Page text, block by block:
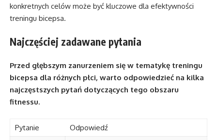
konkretnych celów może być kluczowe dla efektywności
treningu bicepsa.
Najczęściej zadawane pytania
Przed głębszym zanurzeniem się w tematykę treningu
bicepsa dla różnych płci, warto odpowiedzieć na kilka
najczęstszych pytań dotyczących tego obszaru
fitnessu.
Pytanie
Odpowiedź